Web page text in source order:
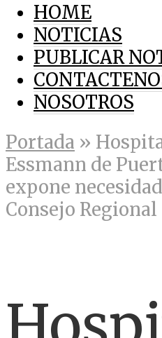
HOME
NOTICIAS
PUBLICAR
NOSOTROS
Portada »
Essmann de
expone
Consejo Regional